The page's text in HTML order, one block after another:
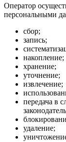
Оператор
персональными
сбор;
запись;
накопление;
хранение;
уточнение;
извлечение;
передача в
удаление;